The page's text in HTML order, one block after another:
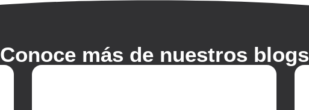
Conoce más de nuestros blogs